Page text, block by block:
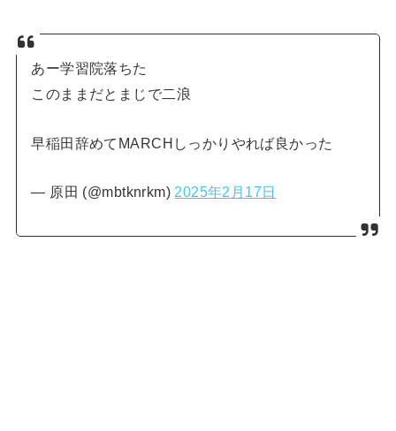
あー学習院落ちた
このままだとまじで二浪
早稲田辞めてMARCHしっかりやれば良かった
— 原田 (@mbtknrkm) 2025年2月17日